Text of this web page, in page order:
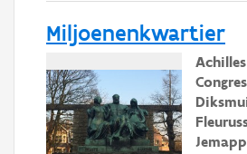
Miljoenenkwartier